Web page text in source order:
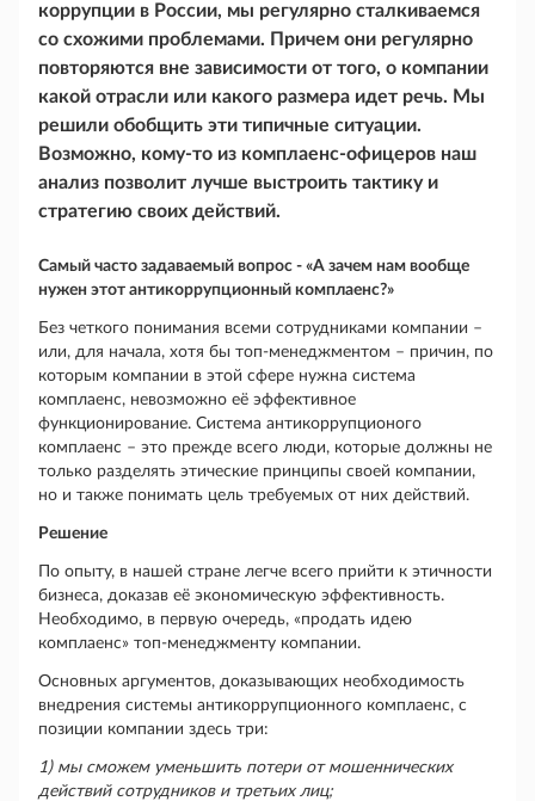
коррупции в России, мы регулярно сталкиваемся
со схожими проблемами. Причем они регулярно
повторяются вне зависимости от того, о компании
какой отрасли или какого размера идет речь. Мы
решили обобщить эти типичные ситуации.
Возможно, кому-то из комплаенс-офицеров наш
анализ позволит лучше выстроить тактику и
стратегию своих действий.
Самый часто задаваемый вопрос - «А зачем нам вообще
нужен этот антикоррупционный комплаенс?»
Без четкого понимания всеми сотрудниками компании –
или, для начала, хотя бы топ-менеджментом – причин, по
которым компании в этой сфере нужна система
комплаенс, невозможно её эффективное
функционирование. Система антикоррупционого
комплаенс – это прежде всего люди, которые должны не
только разделять этические принципы своей компании,
но и также понимать цель требуемых от них действий.
Решение
По опыту, в нашей стране легче всего прийти к этичности
бизнеса, доказав её экономическую эффективность.
Необходимо, в первую очередь, «продать идею
комплаенс» топ-менеджменту компании.
Основных аргументов, доказывающих необходимость
внедрения системы антикоррупционного комплаенс, с
позиции компании здесь три:
1) мы сможем уменьшить потери от мошеннических
действий сотрудников и третьих лиц;